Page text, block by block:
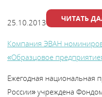
25.10.2013 ЧИТАТЬ
Компания ЭВАН
«Образцовое
Ежегодная национальная
России» учреждена